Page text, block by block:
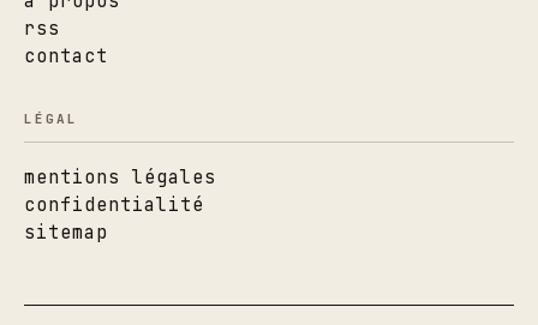
rss
contact
LÉGAL
mentions légales
confidentialité
sitemap